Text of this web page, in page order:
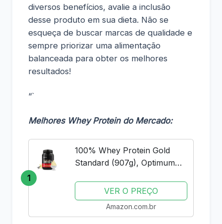
diversos benefícios, avalie a inclusão
desse produto em sua dieta. Não se
esqueça de buscar marcas de qualidade e
sempre priorizar uma alimentação
balanceada para obter os melhores
resultados!
“`
Melhores Whey Protein do Mercado:
1
100% Whey Protein Gold
Standard (907g), Optimum
VER O PREÇO
Amazon.com.br